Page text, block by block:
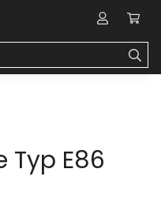
Typ E86